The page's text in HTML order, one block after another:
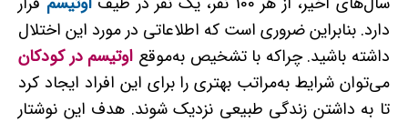
دارد. بنابراین ضروری است که اطلاعاتی در مورد این اختلال
داشته باشید. چراکه با تشخیص به‌موقع اوتیسم در کودکان
می‌توان شرایط به‌مراتب بهتری را برای این افراد ایجاد کرد
تا به داشتن زندگی طبیعی نزدیک شوند. هدف این نوشتار